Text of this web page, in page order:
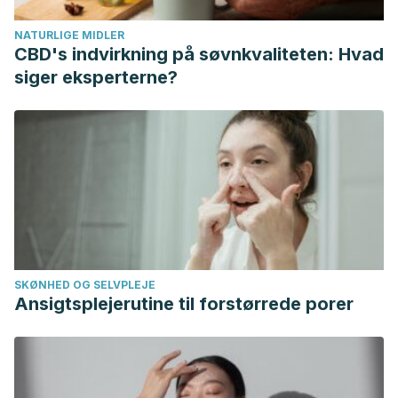
9;174(10):1407-9.
Khan, S., Et al. (2016). Kidney stones. Nat Rev Dis Primers.
O’Kell, A., Grant, D., & Khan, S., (2017). Pathogenesis of
calcium oxalate urinary stone disease: species comparison
of humans, dogs, and cats. Urolithiasis. Aug;45(4):329-336.
Rodriguez, A., Curhan, C., Gambaro, G., Taylor, E., &
Ferraro, P., (2020). Mediterranean diet adherence and risk
of incident kidney stones. Am J Clin Nutr. May 1;111(5):1100-
Ruggenenti, P., Et al., (2021). Fresh lemon juice
supplementation for the prevention of recurrent stones in
calcium oxalate nephrolithiasis: A pragmatic, prospective,
randomised, open, blinded endpoint(PROBE)trial.
EClinicalMedicine. 2021 Dec 14;43:101227.
Siener, R., (2021). Nutrition and Kidney Stone Disease.
NATURLIGE MIDLER
CBD's indvirkning på søvnkvaliteten: Hvad
siger eksperterne?
SKØNHED OG SELVPLEJE
Ansigtsplejerutine til forstørrede porer